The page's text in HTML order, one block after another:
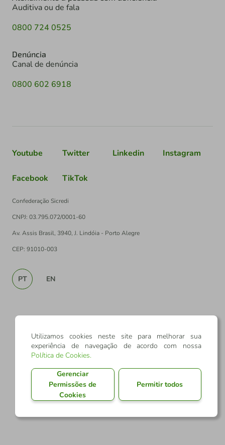
Auditiva ou de fala
0800 724 0525
Denúncia
Canal de denúncia
0800 602 6918
Youtube Twitter Linkedin Instagram
Facebook TikTok
Confederação Sicredi
CNPJ: 03.795.072/0001-60
Av. Assis Brasil, 3940, J. Lindóia - Porto Alegre
CEP: 91010-003
PT EN
Utilizamos cookies neste site para melhorar sua
experiência de navegação de acordo com nossa
Política de Cookies.
Gerenciar
Permissões de
Cookies
Permitir todos